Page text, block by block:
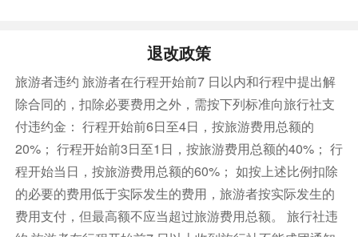
市，本地街市和茶餐厅，于指定时间乘车返回深圳
（温馨提示：请务必按约定时间和地点上车，尖沙
咀无固定停车点，旅游巴士即停即走，如果未按约
定集合时间出现的，当自动放弃回程，产生交通费
自理）结束愉快旅程。
行程结束后车送回珠海酒店休息，晚餐自理。
餐饮
早餐：已含
中餐：已含 晚餐：敬请自理
退改政策
旅游者违约 旅游者在行程开始前7 日以内和行程中提出解
除合同的，扣除必要费用之外，需按下列标准向旅行社支
付违约金： 行程开始前6日至4日，按旅游费用总额的
20%； 行程开始前3日至1日，按旅游费用总额的40%； 行
程开始当日，按旅游费用总额的60%； 如按上述比例扣除
的必要的费用低于实际发生的费用，旅游者按实际发生的
费用支付，但最高额不应当超过旅游费用总额。 旅行社违